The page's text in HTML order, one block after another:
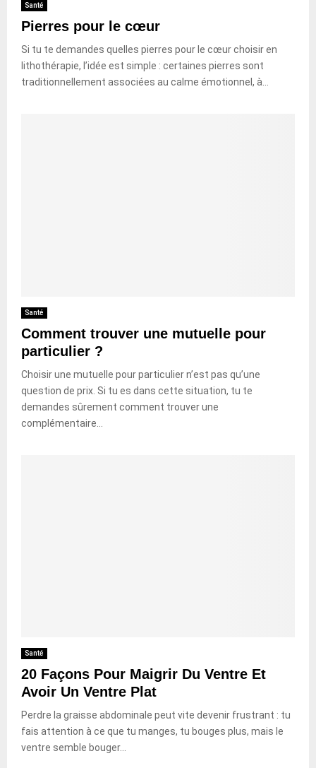
Santé
Pierres pour le cœur
Si tu te demandes quelles pierres pour le cœur choisir en
lithothérapie, l’idée est simple : certaines pierres sont
traditionnellement associées au calme émotionnel, à...
Santé
Comment trouver une mutuelle pour
particulier ?
Choisir une mutuelle pour particulier n’est pas qu’une
question de prix. Si tu es dans cette situation, tu te
demandes sûrement comment trouver une
complémentaire...
Santé
20 Façons Pour Maigrir Du Ventre Et
Avoir Un Ventre Plat
Perdre la graisse abdominale peut vite devenir frustrant : tu
fais attention à ce que tu manges, tu bouges plus, mais le
ventre semble bouger...